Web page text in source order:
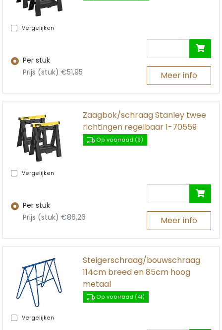
Vergelijken
Per stuk
Prijs (stuk) €51,95
Meer info
Vergelijken
Zaagbok/schraag Stanley twee
richtingen regelbaar 1-70559
Op voorraad (9)
Per stuk
Prijs (stuk) €86,26
Meer info
Vergelijken
Steigerschraag/bouwschraag
114cm breed en 85cm hoog
metaal
Op voorraad (41)